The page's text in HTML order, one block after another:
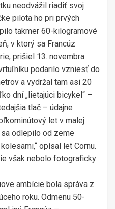
neodvážil riadiť svoj
pilota ho pri prvých
takmer 60-kilogramové
v ktorý sa Francúz
prišiel 13. novembra
podarilo vzniesť do
a vydržal tam asi 20
dní „lietajúci bicykel“ –
tlač – údajne
let v malej
odlepilo od zeme
opísal let Cornu.
však nebolo fotograficky
ambície bola správa z
roku. Odmenu 50-